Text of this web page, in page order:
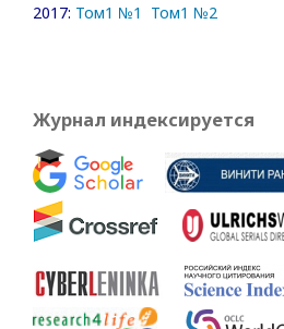
2017: Том1 №1 Том1 №2
Журнал индексируется